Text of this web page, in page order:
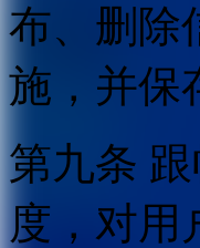
布、删除
施，并保
第九条
度，对用